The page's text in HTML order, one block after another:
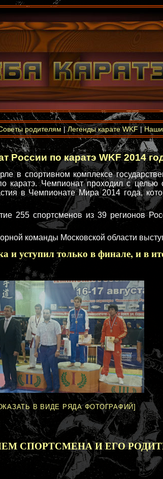
родителям |Легенды карате WKF|Наши
России по каратэ WKF 2014
в спортивном комплексе
каратэ. Чемпионат проходил с целью
в Чемпионате Мира 2014 года,
255 спортсменов из 39 регионов
команды Московской области
и уступил только в финале, и в
В ВИДЕ РЯДА ФОТОГРАФИЙ]
СПОРТСМЕНА И ЕГО